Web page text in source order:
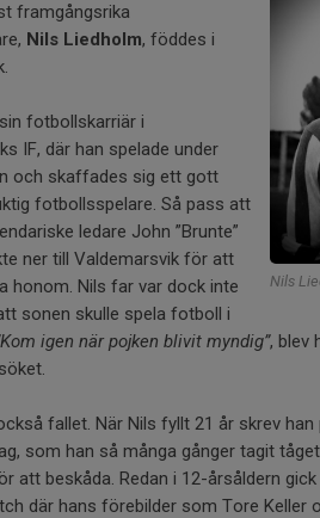
Nils
framgångsrika
Nils Liedholm, föddes i
fotbollskarriär i
IF, där han spelade under
och skaffades sig ett gott
fotbollsspelare. Så pass att
ledare John ”Brunte”
ner till Valdemarsvik för att
honom. Nils far var dock inte
sonen skulle spela fotboll i
igen när pojken blivit myndig”, blev
fallet. När Nils fyllt 21 år skrev han
som han så många gånger tagit
att beskåda. Redan i 12-årsåldern
där hans förebilder som Tore Keller